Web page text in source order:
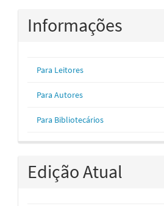
Informações
Para Leitores
Para Autores
Para Bibliotecários
Edição Atual